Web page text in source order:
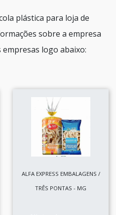
plástica para loja de
sobre a empresa
empresas logo abaixo:
ALFA EXPRESS EMBALAGENS /
TRÊS PONTAS - MG